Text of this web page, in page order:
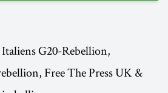
G20-Rebellion,
Free The Press UK &